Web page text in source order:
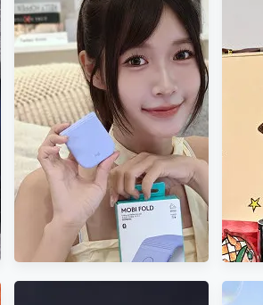
有超強吸力與超好用的隱磁支架 O-ONE
pro 及 moto g37 power上市，登錄在送
Liberty 5 Pro Max，有螢幕的耳
應援 Me Time，加碼愛奇藝黃金雙周卡
Pro x MOLLY Limited Edition 限量版
三星 Galaxy Z Fold8 及
Ultra、Flip8 預購開跑，加碼
贈 K POP演唱會門票，容量
升級不加價
暑
尼